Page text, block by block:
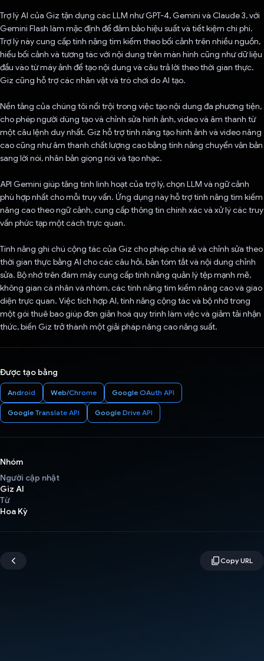
Trợ lý AI của Giz tận dụng các LLM như GPT-4, Gemini và Claude 3, với
Gemini Flash làm mặc định để đảm bảo hiệu suất và tiết kiệm chi phí.
Trợ lý này cung cấp tính năng tìm kiếm theo bối cảnh trên nhiều nguồn,
hiểu bối cảnh và tương tác với nội dung trên màn hình cũng như dữ liệu
đầu vào từ máy ảnh để tạo nội dung và câu trả lời theo thời gian thực.
Giz cũng hỗ trợ các nhân vật và trò chơi do AI tạo.
Nền tảng của chúng tôi nổi trội trong việc tạo nội dung đa phương tiện,
cho phép người dùng tạo và chỉnh sửa hình ảnh, video và âm thanh từ
một câu lệnh duy nhất. Giz hỗ trợ tính năng tạo hình ảnh và video nâng
cao cũng như âm thanh chất lượng cao bằng tính năng chuyển văn bản
sang lời nói, nhân bản giọng nói và tạo nhạc.
API Gemini giúp tăng tính linh hoạt của trợ lý, chọn LLM và ngữ cảnh
phù hợp nhất cho mỗi truy vấn. Ứng dụng này hỗ trợ tính năng tìm kiếm
nâng cao theo ngữ cảnh, cung cấp thông tin chính xác và xử lý các truy
vấn phức tạp một cách trực quan.
Tính năng ghi chú cộng tác của Giz cho phép chia sẻ và chỉnh sửa theo
thời gian thực bằng AI cho các câu hỏi, bản tóm tắt và nội dung chỉnh
sửa. Bộ nhớ trên đám mây cung cấp tính năng quản lý tệp mạnh mẽ,
không gian cá nhân và nhóm, các tính năng tìm kiếm nâng cao và giao
diện trực quan. Việc tích hợp AI, tính năng cộng tác và bộ nhớ trong
một gói thuê bao giúp đơn giản hoá quy trình làm việc và giảm tải nhận
thức, biến Giz trở thành một giải pháp nâng cao năng suất.
Được tạo bằng
Android Web/Chrome Google OAuth API
Google Translate API Google Drive API
Nhóm
Người cập nhật
Giz AI
Từ
Hoa Kỳ